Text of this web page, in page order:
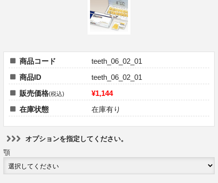
商品コード
teeth_06_02_01
商品ID
teeth_06_02_01
販売価格(税込)
¥1,144
在庫状態
在庫有り
オプションを指定してください。
顎